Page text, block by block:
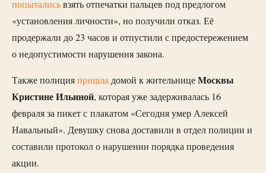
попыталисьвзять отпечатки пальцев под предлогом
«установления личности», но получили отказ. Её
продержали до 23 часов и отпустили с предостережением
о недопустимости нарушения закона.
Также полицияпришладомой к жительницеМосквы
Кристине Ильиной, которая уже задерживалась 16
февраля за пикет с плакатом «Сегодня умер Алексей
Навальный». Девушку снова доставили в отдел полиции и
составили протокол о нарушении порядка проведения
акции.